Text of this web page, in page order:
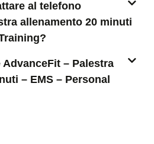
al telefono
allenamento 20 minuti
– Palestra
– EMS – Personal